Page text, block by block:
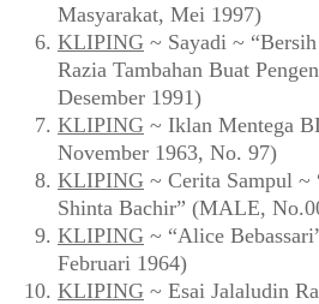
Masyarakat, Mei 1997)
KLIPING ~ Sayadi ~
Razia Tambahan Buat
Desember 1991)
KLIPING ~ Iklan Mentega
November 1963, No. 97)
KLIPING ~ Cerita Sampul
Shinta Bachir” (MALE,
KLIPING ~ “Alice
Februari 1964)
KLIPING ~ Esai Jalaludin